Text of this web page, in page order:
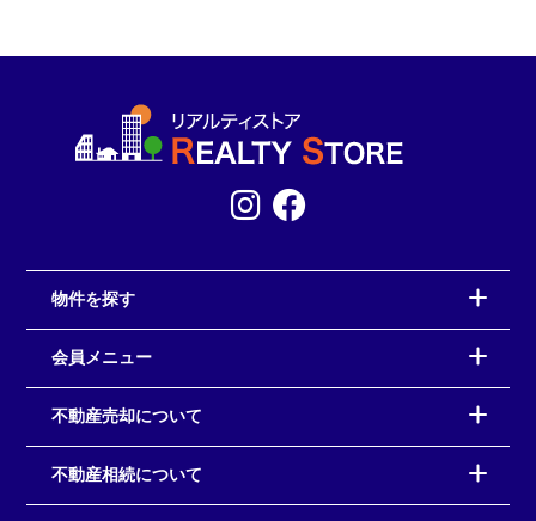
物件を探す
会員メニュー
不動産売却について
不動産相続について